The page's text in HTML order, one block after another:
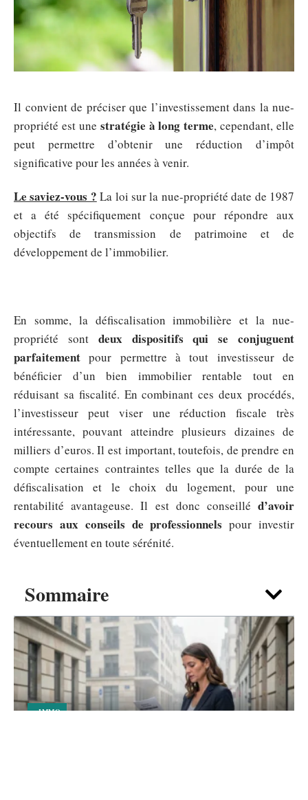
Sommaire
IMMO
Il convient de préciser que l’investissement dans la nue-
propriété est une stratégie à long terme, cependant, elle
peut permettre d’obtenir une réduction d’impôt
significative pour les années à venir.
Le saviez-vous ? La loi sur la nue-propriété date de 1987
et a été spécifiquement conçue pour répondre aux
objectifs de transmission de patrimoine et de
développement de l’immobilier.
En somme, la défiscalisation immobilière et la nue-
propriété sont deux dispositifs qui se conjuguent
parfaitementpour permettre à tout investisseur de
bénéficier d’un bien immobilier rentable tout en
réduisant sa fiscalité. En combinant ces deux procédés,
l’investisseur peut viser une réduction fiscale très
intéressante, pouvant atteindre plusieurs dizaines de
milliers d’euros. Il est important, toutefois, de prendre en
compte certaines contraintes telles que la durée de la
défiscalisation et le choix du logement, pour une
rentabilité avantageuse. Il est donc conseillé d’avoir
recours aux conseils de professionnelspour investir
éventuellement en toute sérénité.